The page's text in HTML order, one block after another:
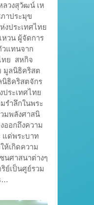
วงสุวัฒน์ เห
ภาประมุข
งประเทศไทย
วน ผู้จัดการ
แทนจาก
ทย สหกิจ
มูลนิธิคริสต
ธิคริสตจักร
ประเทศไทย
รำลึกในพระ
มพลังศาสนิ
ออกถึงความ
แด่พระบาท
ห้เกิดความ
นศาสนาต่างๆ
ย์เป็นศูย์รวม